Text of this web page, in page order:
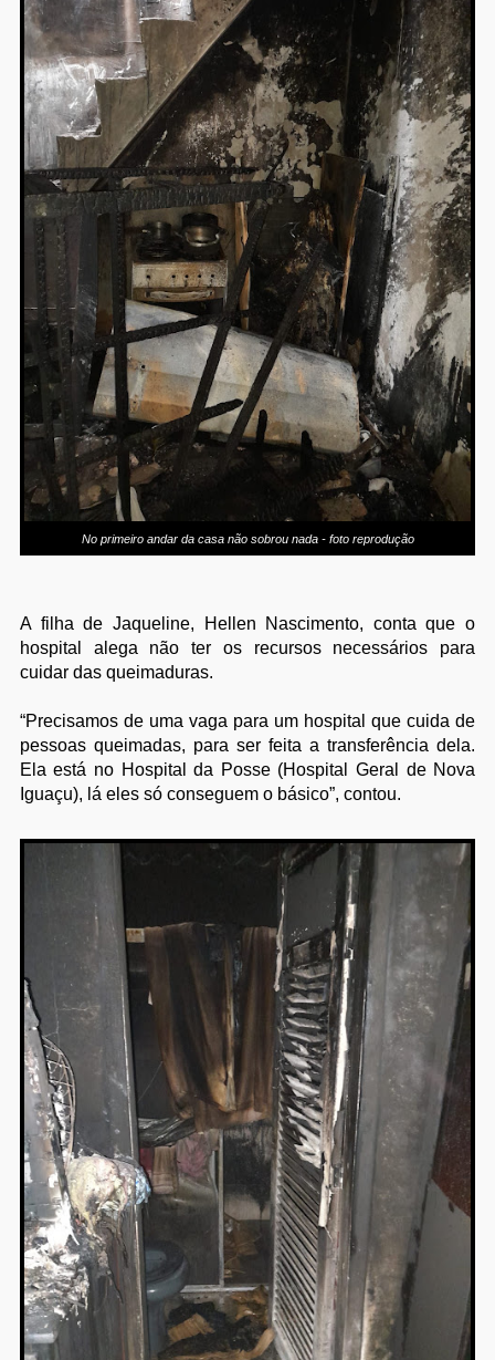
No primeiro andar da casa não sobrou nada - foto reprodução
A filha de Jaqueline, Hellen Nascimento, conta que o
hospital alega não ter os recursos necessários para
cuidar das queimaduras.
“Precisamos de uma vaga para um hospital que cuida de
pessoas queimadas, para ser feita a transferência dela.
Ela está no Hospital da Posse (Hospital Geral de Nova
Iguaçu), lá eles só conseguem o básico”, contou.